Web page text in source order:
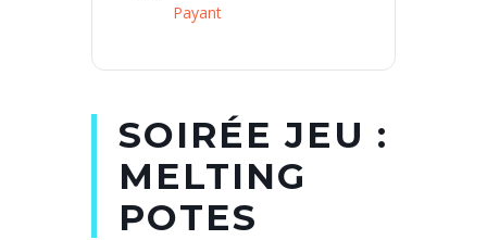
Payant
SOIRÉE JEU :
MELTING
POTES